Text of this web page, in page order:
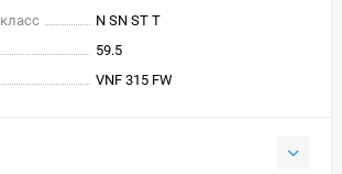
N SN ST T
59.5
VNF 315 FW